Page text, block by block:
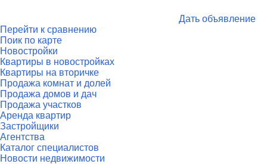
Дать объявление
Перейти к сравнению
Поик по карте
Новостройки
Квартиры в новостройках
Квартиры на вторичке
Продажа комнат и долей
Продажа домов и дач
Продажа участков
Аренда квартир
Застройщики
Агентства
Каталог специалистов
Новости недвижимости